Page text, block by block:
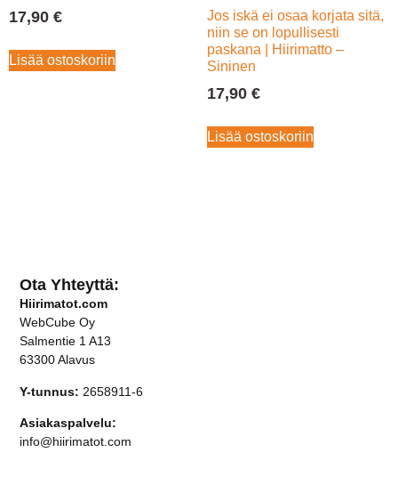
17,90 €
Lisää ostoskoriin
Jos iskä ei osaa korjata sitä,
niin se on lopullisesti
paskana | Hiirimatto –
Sininen
17,90 €
Lisää ostoskoriin
Ota Yhteyttä:
Hiirimatot.com
WebCube Oy
Salmentie 1 A13
63300 Alavus
Y-tunnus: 2658911-6
Asiakaspalvelu:
info@hiirimatot.com